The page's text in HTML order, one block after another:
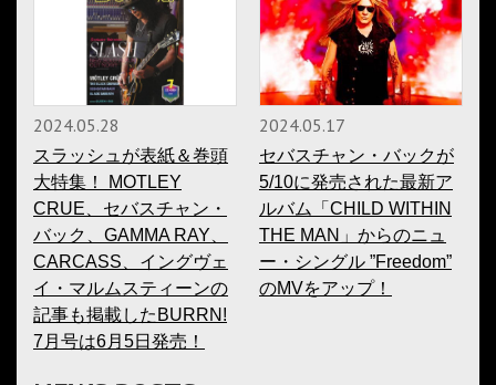
2024.05.28
スラッシュが表紙＆巻頭
大特集！ MOTLEY
CRUE、セバスチャン・
バック、GAMMA RAY、
CARCASS、イングヴェ
イ・マルムスティーンの
記事も掲載したBURRN!
7月号は6月5日発売！
2024.05.17
セバスチャン・バックが
5/10に発売された最新ア
ルバム「CHILD WITHIN
THE MAN」からのニュ
ー・シングル ”Freedom”
のMVをアップ！